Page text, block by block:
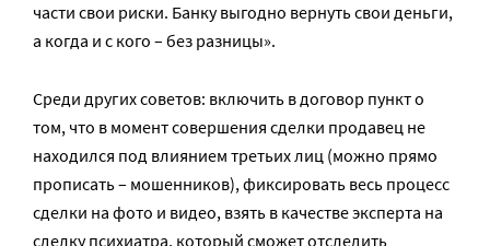
части свои риски. Банку выгодно вернуть свои деньги,
а когда и с кого – без разницы».
Среди других советов: включить в договор пункт о
том, что в момент совершения сделки продавец не
находился под влиянием третьих лиц (можно прямо
прописать – мошенников), фиксировать весь процесс
сделки на фото и видео, взять в качестве эксперта на
сделку психиатра, который сможет отследить